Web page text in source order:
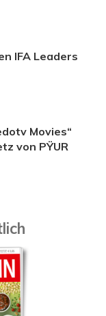
IFA Leaders
Movies“
von PŸUR